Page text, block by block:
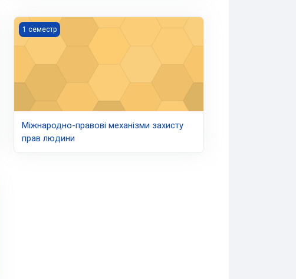
Міжнародно-правові механізми захисту прав людини
1 семестр
Міжнародно-правові механізми захисту
прав людини